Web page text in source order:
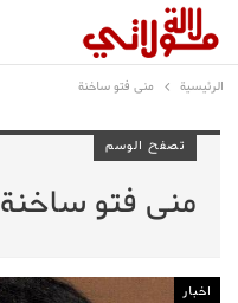
الرئيسية منى فتو ساخنة
تصفح الوسم
منى فتو ساخنة
اخبار